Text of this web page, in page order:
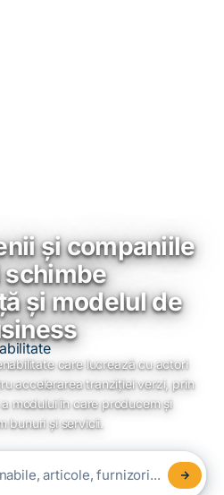
și companiile
și modelul de
care lucrează cu actori
accelerarea tranziției verzi, prin
modului în care producem și
bunuri și servicii.